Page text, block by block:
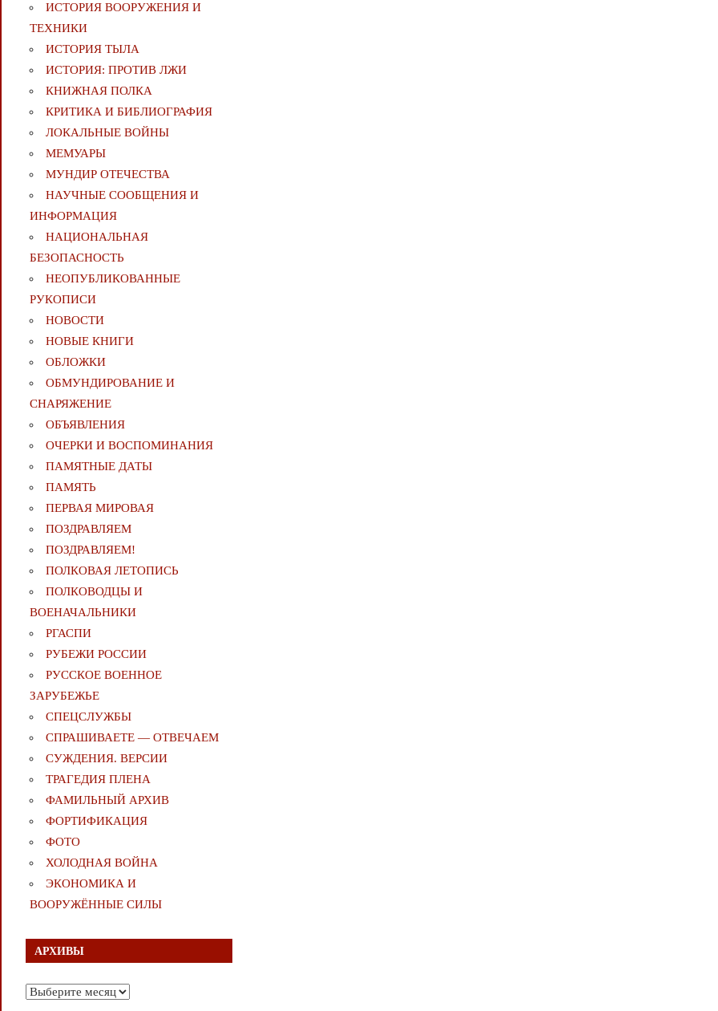
ИСТОРИЯ ВООРУЖЕНИЯ И
ТЕХНИКИ
ИСТОРИЯ ТЫЛА
ИСТОРИЯ: ПРОТИВ ЛЖИ
КНИЖНАЯ ПОЛКА
КРИТИКА И БИБЛИОГРАФИЯ
ЛОКАЛЬНЫЕ ВОЙНЫ
МЕМУАРЫ
МУНДИР ОТЕЧЕСТВА
НАУЧНЫЕ СООБЩЕНИЯ И
ИНФОРМАЦИЯ
НАЦИОНАЛЬНАЯ
БЕЗОПАСНОСТЬ
НЕОПУБЛИКОВАННЫЕ
РУКОПИСИ
НОВОСТИ
НОВЫЕ КНИГИ
ОБЛОЖКИ
ОБМУНДИРОВАНИЕ И
СНАРЯЖЕНИЕ
ОБЪЯВЛЕНИЯ
ОЧЕРКИ И ВОСПОМИНАНИЯ
ПАМЯТНЫЕ ДАТЫ
ПАМЯТЬ
ПЕРВАЯ МИРОВАЯ
ПОЗДРАВЛЯЕМ
ПОЗДРАВЛЯЕМ!
ПОЛКОВАЯ ЛЕТОПИСЬ
ПОЛКОВОДЦЫ И
ВОЕНАЧАЛЬНИКИ
РГАСПИ
РУБЕЖИ РОССИИ
РУССКОЕ ВОЕННОЕ
ЗАРУБЕЖЬЕ
СПЕЦСЛУЖБЫ
СПРАШИВАЕТЕ — ОТВЕЧАЕМ
СУЖДЕНИЯ. ВЕРСИИ
ТРАГЕДИЯ ПЛЕНА
ФАМИЛЬНЫЙ АРХИВ
ФОРТИФИКАЦИЯ
ФОТО
ХОЛОДНАЯ ВОЙНА
ЭКОНОМИКА И
ВООРУЖЁННЫЕ СИЛЫ
АРХИВЫ
Архивы